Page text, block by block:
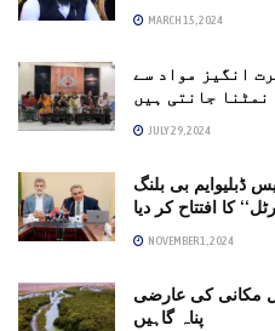
MARCH 15, 2024
انگیز مواد سے
نمٹنا جانتی ہیں
JULY 29, 2024
ڈبلیوایم بی بلنگ
کا افتتاح کر دیا
NOVEMBER 1, 2024
مکانی کی عارضی
پناہ گاہیں